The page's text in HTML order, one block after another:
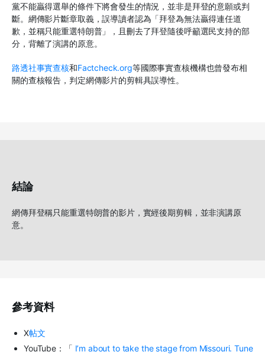
黨不能贏得選舉的條件下將會發生的情況，並非是拜登的意願或判
斷。網傳影片斷章取義，誤導讀者認為「拜登為無法贏得連任道
歉，並稱只能重選特朗普」，且刪去了拜登隨後呼籲選民支持的部
分，背離了演講的原意。
路透社事實查核和Factcheck.org等國際事實查核機構也曾發布相
關的查核報告，判定網傳影片的剪輯具誤導性。
結論
網傳拜登稱只能重選特朗普的影片，實經後期剪輯，並非演講原
意。
參考資料
X帖文
YouTube：「 I’m about to take the stage from Missouri. Tune